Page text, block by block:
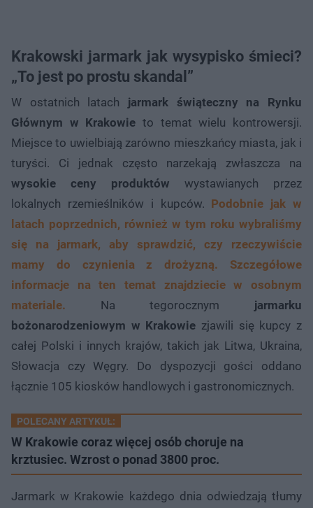
Krakowski jarmark jak wysypisko śmieci?
„To jest po prostu skandal”
W ostatnich latach jarmark świąteczny na Rynku
Głównym w Krakowie to temat wielu kontrowersji.
Miejsce to uwielbiają zarówno mieszkańcy miasta, jak i
turyści. Ci jednak często narzekają zwłaszcza na
wysokie ceny produktów wystawianych przez
lokalnych rzemieślników i kupców. Podobnie jak w
latach poprzednich, również w tym roku wybraliśmy
się na jarmark, aby sprawdzić, czy rzeczywiście
mamy do czynienia z drożyzną. Szczegółowe
informacje na ten temat znajdziecie w osobnym
materiale. Na tegorocznym jarmarku
bożonarodzeniowym w Krakowie zjawili się kupcy z
całej Polski i innych krajów, takich jak Litwa, Ukraina,
Słowacja czy Węgry. Do dyspozycji gości oddano
łącznie 105 kiosków handlowych i gastronomicznych.
POLECANY ARTYKUŁ:
W Krakowie coraz więcej osób choruje na
krztusiec. Wzrost o ponad 3800 proc.
Jarmark w Krakowie każdego dnia odwiedzają tłumy